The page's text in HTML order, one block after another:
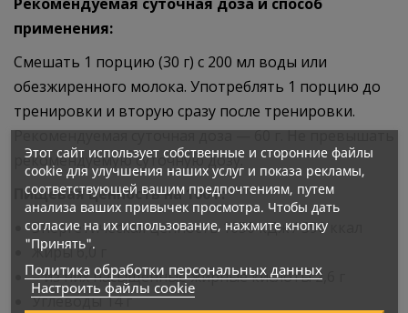
применения:
Смешать 1 порцию (30 г) с 200 мл воды или
обезжиренного молока. Употреблять 1 порцию до
тренировки и вторую сразу после тренировки.
Рекомендуемая суточная доза — 60 г. Не превышать
рекомендуемую суточную дозу.
Пищевая ценность на 100 г:
Энергетическая ценность 1650 кДж / 390 ккал
Жиры 6,0 г
– из них насыщенные жирные кислоты 2,6 г
Углеводы 14 г
Этот сайт использует собственные и сторонние файлы
cookie для улучшения наших услуг и показа рекламы,
соответствующей вашим предпочтениям, путем
анализа ваших привычек просмотра. Чтобы дать
согласие на их использование, нажмите кнопку
"Принять".
Политика обработки персональных данных
Настроить файлы cookie